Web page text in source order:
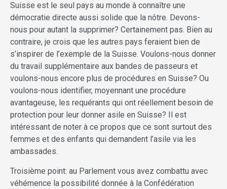
Suisse est le seul pays au monde à connaître une
démocratie directe aussi solide que la nôtre. Devons-
nous pour autant la supprimer? Certainement pas. Bien au
contraire, je crois que les autres pays feraient bien de
s’inspirer de l’exemple de la Suisse. Voulons-nous donner
du travail supplémentaire aux bandes de passeurs et
voulons-nous encore plus de procédures en Suisse? Ou
voulons-nous identifier, moyennant une procédure
avantageuse, les requérants qui ont réellement besoin de
protection pour leur donner asile en Suisse? Il est
intéressant de noter à ce propos que ce sont surtout des
femmes et des enfants qui demandent l’asile via les
ambassades.
Troisième point: au Parlement vous avez combattu avec
véhémence la possibilité donnée à la Confédération